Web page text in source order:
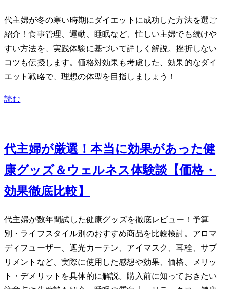
40代主婦が冬の寒い時期に-10kgダイエットに成功した方法を3選ご
紹介！食事管理、運動、睡眠など、忙しい主婦でも続けや
すい方法を、実践体験に基づいて詳しく解説。挫折しない
コツも伝授します。価格対効果も考慮した、効果的なダイ
エット戦略で、理想の体型を目指しましょう！
読む
40代主婦が厳選！本当に効果があった健
康グッズ＆ウェルネス体験談【価格・
効果徹底比較】
40代主婦が数年間試した健康グッズを徹底レビュー！予算
別・ライフスタイル別のおすすめ商品を比較検討。アロマ
ディフューザー、遮光カーテン、アイマスク、耳栓、サプ
リメントなど、実際に使用した感想や効果、価格、メリッ
ト・デメリットを具体的に解説。購入前に知っておきたい